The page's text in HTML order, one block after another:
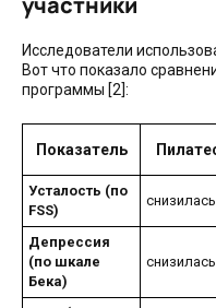
Исследователи
Вот что показало
программы [2]:
Показатель
Усталость (по
FSS)
снизилась
Депрессия
(по шкале
Бека)
снизилась